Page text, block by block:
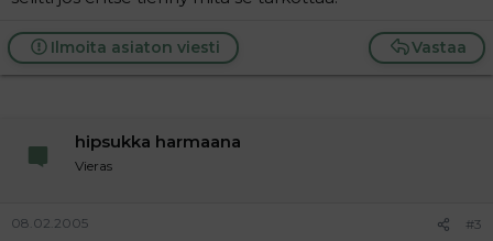
Vastaa
Ilmoita asiaton viesti
hipsukka harmaana
Vieras
08.02.2005 #3